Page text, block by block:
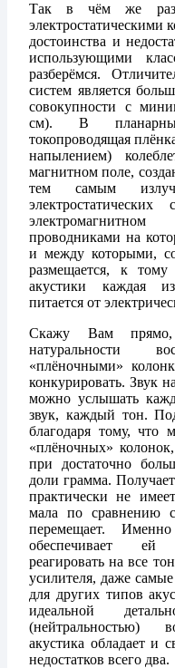
Так в чём же
электростатическими
достоинства и
использующими
разберёмся.
систем является
совокупности с
см). В планарных
токопроводящая
напылением)
магнитном поле,
тем самым
проводниками на
и между которыми,
размещается, к
акустики каждая из
питается от
Скажу Вам
натуральности
«плёночными»
конкурировать. Звук
можно услышать
звук, каждый тон.
благодаря тому, что
«плёночных»
при достаточно
доли грамма.
практически не
мала по сравнению
перемещает.
обеспечивает ей
реагировать на все
усилителя, даже
для других типов
идеальной
(нейтральностью)
акустика обладает и
недостатков всего два.